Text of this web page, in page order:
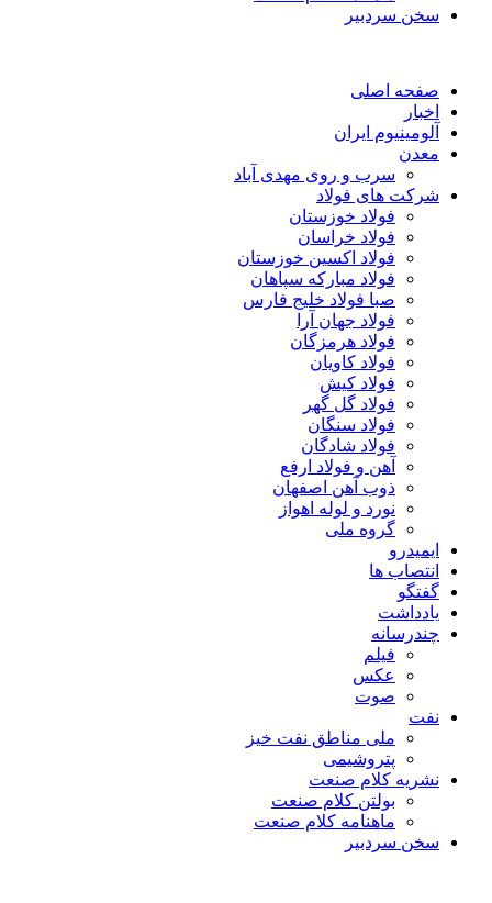
سخن سردبیر
صفحه اصلی
اخبار
آلومینیوم ایران
معدن
سرب و روی مهدی آباد
شرکت های فولاد
فولاد خوزستان
فولاد خراسان
فولاد اکسین خوزستان
فولاد مبارکه سپاهان
صبا فولاد خلیج فارس
فولاد جهان آرا
فولاد هرمزگان
فولاد کاویان
فولاد کیش
فولاد گل گهر
فولاد سنگان
فولاد شادگان
آهن و فولاد ارفع
ذوب آهن اصفهان
نورد و لوله اهواز
گروه ملی
ایمیدرو
انتصاب ها
گفتگو
یادداشت
چندرسانه
فیلم
عکس
صوت
نفت
ملی مناطق نفت خیز
پتروشیمی
نشریه کلام صنعت
بولتن کلام صنعت
ماهنامه کلام صنعت
سخن سردبیر